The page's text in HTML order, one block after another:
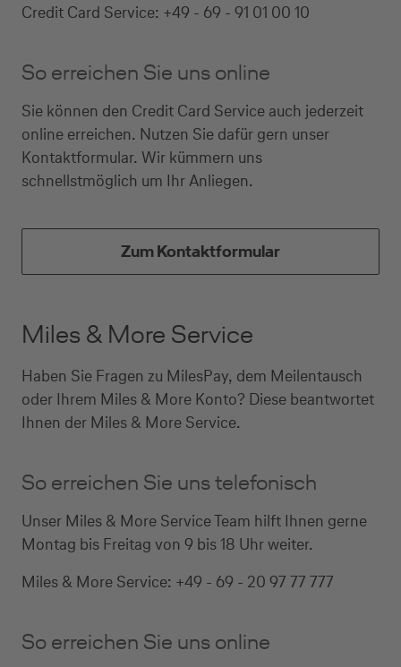
Credit Card Service: +49 - 69 - 91 01 00 10
So erreichen Sie uns online
Sie können den Credit Card Service auch jederzeit
online erreichen. Nutzen Sie dafür gern unser
Kontaktformular. Wir kümmern uns
schnellstmöglich um Ihr Anliegen.
Zum Kontaktformular
Miles & More Service
Haben Sie Fragen zu MilesPay, dem Meilentausch
oder Ihrem Miles & More Konto? Diese beantwortet
Ihnen der Miles & More Service.
So erreichen Sie uns telefonisch
Unser Miles & More Service Team hilft Ihnen gerne
Montag bis Freitag von 9 bis 18 Uhr weiter.
Miles & More Service: +49 - 69 - 20 97 77 777
So erreichen Sie uns online